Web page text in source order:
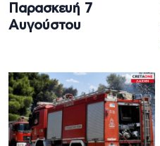
Παρασκευή 7
Αυγούστου